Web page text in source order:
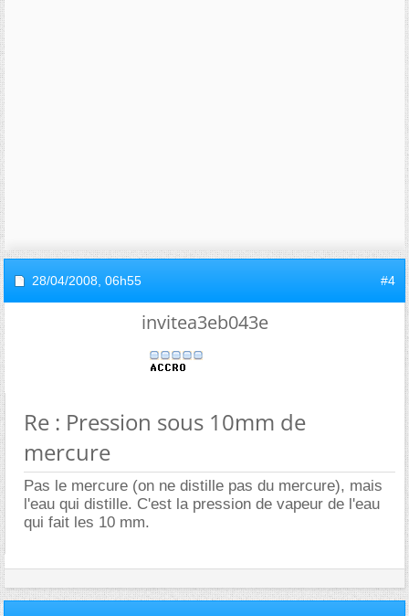
28/04/2008, 06h55 #4
invitea3eb043e
Re : Pression sous 10mm de
mercure
Pas le mercure (on ne distille pas du mercure), mais
l'eau qui distille. C'est la pression de vapeur de l'eau
qui fait les 10 mm.